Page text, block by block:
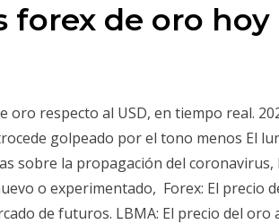
forex de oro hoy
oro respecto al USD, en tiempo real.
golpeado por el tono menos El
sobre la propagación del coronavirus,
o experimentado, Forex: El precio
de futuros. LBMA: El precio del oro